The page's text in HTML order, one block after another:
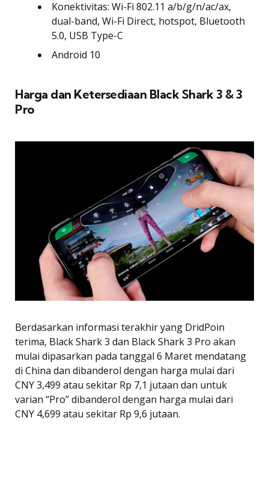
Konektivitas: Wi-Fi 802.11 a/b/g/n/ac/ax,
dual-band, Wi-Fi Direct, hotspot, Bluetooth
5.0, USB Type-C
Android 10
Harga dan Ketersediaan Black Shark 3 & 3
Pro
Berdasarkan informasi terakhir yang DridPoin
terima, Black Shark 3 dan Black Shark 3 Pro akan
mulai dipasarkan pada tanggal 6 Maret mendatang
di China dan dibanderol dengan harga mulai dari
CNY 3,499 atau sekitar Rp 7,1 jutaan dan untuk
varian “Pro” dibanderol dengan harga mulai dari
CNY 4,699 atau sekitar Rp 9,6 jutaan.